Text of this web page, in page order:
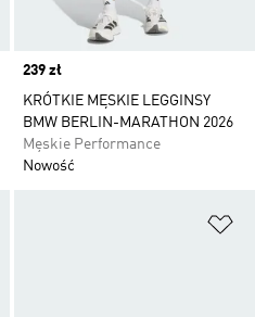
Price
239 zł
KRÓTKIE MĘSKIE LEGGINSY
BMW BERLIN-MARATHON 2026
Męskie Performance
Nowość